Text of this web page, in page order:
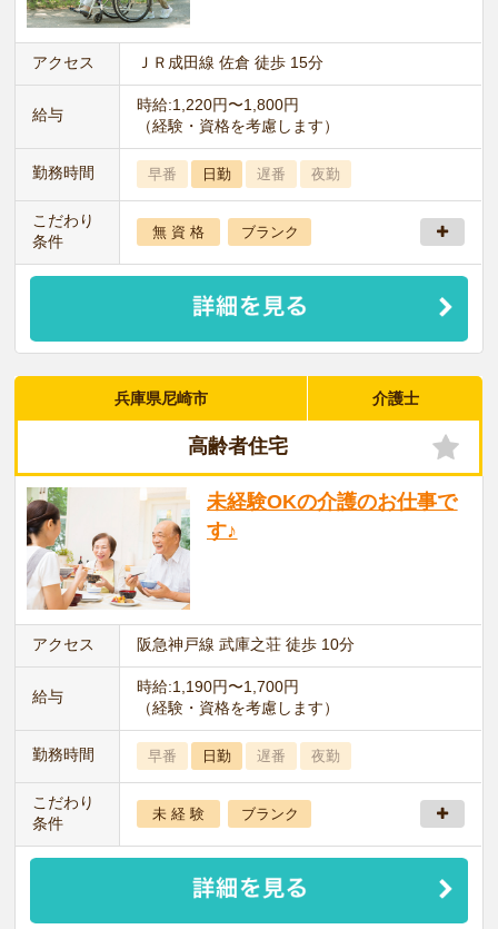
アクセス ＪＲ成田線 佐倉 徒歩 15分
給与
時給:1,220円〜1,800円
（経験・資格を考慮します）
勤務時間 早番 日勤 遅番 夜勤
こだわり
条件
無 資 格 ブランク
兵庫県尼崎市 介護士
高齢者住宅
未経験OKの介護のお仕事で
す♪
アクセス 阪急神戸線 武庫之荘 徒歩 10分
給与
時給:1,190円〜1,700円
（経験・資格を考慮します）
勤務時間 早番 日勤 遅番 夜勤
こだわり
条件
未 経 験 ブランク